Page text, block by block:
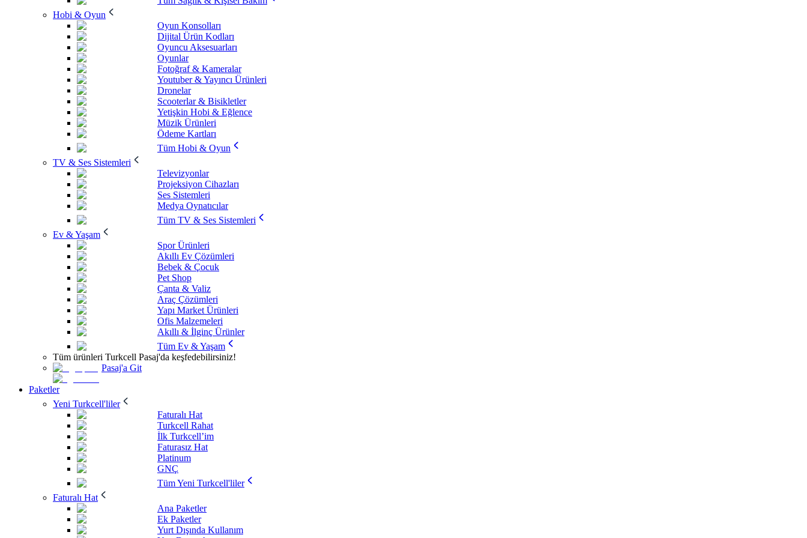
Hobi & Oyun
Oyun Konsolları
Dijital Ürün Kodları
Oyuncu Aksesuarları
Oyunlar
Fotoğraf & Kameralar
Youtuber & Yayıncı Ürünleri
Dronelar
Scooterlar & Bisikletler
Yetişkin Hobi & Eğlence
Müzik Ürünleri
Ödeme Kartları
Tüm Hobi & Oyun
TV & Ses Sistemleri
Televizyonlar
Projeksiyon Cihazları
Ses Sistemleri
Medya Oynatıcılar
Tüm TV & Ses Sistemleri
Ev & Yaşam
Spor Ürünleri
Akıllı Ev Çözümleri
Bebek & Çocuk
Pet Shop
Çanta & Valiz
Araç Çözümleri
Yapı Market Ürünleri
Ofis Malzemeleri
Akıllı & İlginç Ürünler
Tüm Ev & Yaşam
Tüm ürünleri Turkcell Pasaj'da keşfedebilirsiniz!
Pasaj'a Git
Paketler
Yeni Turkcell'liler
Faturalı Hat
Turkcell Rahat
İlk Turkcell’im
Faturasız Hat
Platinum
GNÇ
Tüm Yeni Turkcell'liler
Faturalı Hat
Ana Paketler
Ek Paketler
Yurt Dışında Kullanım